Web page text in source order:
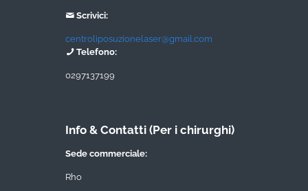
Scrivici:
centroliposuzionelaser@gmail.com
Telefono:
0297137199
Info & Contatti (Per i chirurghi)
Sede commerciale:
Rho